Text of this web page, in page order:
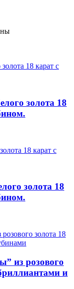
золота 18
золота 18
из розового
и